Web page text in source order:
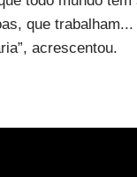
que
acrescentou.